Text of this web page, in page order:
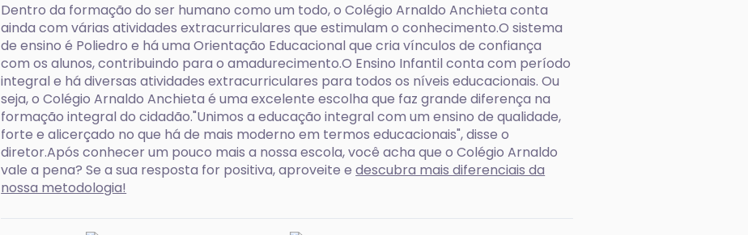
Dentro da formação do ser humano como um todo, o Colégio Arnaldo Anchieta conta
ainda com várias atividades extracurriculares que estimulam o conhecimento.O sistema
de ensino é Poliedro e há uma Orientação Educacional que cria vínculos de confiança
com os alunos, contribuindo para o amadurecimento.O Ensino Infantil conta com período
integral e há diversas atividades extracurriculares para todos os níveis educacionais. Ou
seja, o Colégio Arnaldo Anchieta é uma excelente escolha que faz grande diferença na
formação integral do cidadão."Unimos a educação integral com um ensino de qualidade,
forte e alicerçado no que há de mais moderno em termos educacionais", disse o
diretor.Após conhecer um pouco mais a nossa escola, você acha que o Colégio Arnaldo
vale a pena? Se a sua resposta for positiva, aproveite edescubra mais diferenciais da
nossa metodologia!